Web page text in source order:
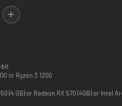
FOR 8 SPILLERE
bit
or Ryzen 3 1200
(4 GB) or Radeon RX 570 (4GB) or Intel